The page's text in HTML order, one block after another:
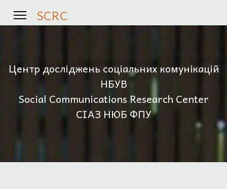
SCRC
Центр досліджень соціальних комунікацій
НБУВ
Social Communications Research Center
СІАЗ НЮБ ФПУ